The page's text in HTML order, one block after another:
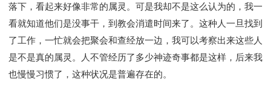
落下，看起来好像非常的属灵。可是我却不是这么认为的，我一
看就知道他们是没事干，到教会消遣时间来了。这种人一旦找到
了工作，一忙就会把聚会和查经放一边，我可以考察出来这些人
是不是真的属灵。人不管经历了多少神迹奇事都是这样，后来我
也慢慢习惯了，这种状况是普遍存在的。